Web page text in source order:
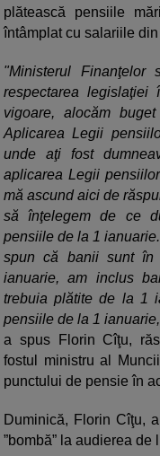
plătească pensiile
întâmplat cu salariile
"Ministerul
respectarea
vigoare, alocăm
Aplicarea Legii
unde aţi fost
aplicarea Legii
mă ascund aici de
să înţelegem de ce
pensiile de la 1
spun că banii sunt
ianuarie, am inclus
trebuia plătite de la 1
pensiile de la 1
a spus Florin Cîţu,
fostul ministru al
punctului de pensie în
Duminică, Florin Cîţu,
”bombă” la audierea de